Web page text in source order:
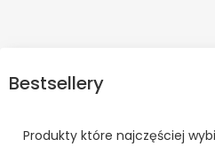
Bestsellery
Produkty które najczęściej